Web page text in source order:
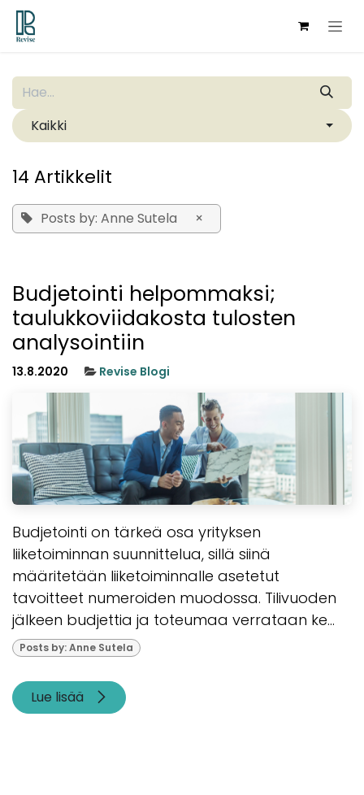
Siirry sisältöön
Kaikki
14 Artikkelit
Posts by: Anne Sutela ×
Budjetointi helpommaksi;
taulukkoviidakosta tulosten
analysointiin
13.8.2020 Revise Blogi
Budjetointi on tärkeä osa yrityksen
liiketoiminnan suunnittelua, sillä siinä
määritetään liiketoiminnalle asetetut
tavoitteet numeroiden muodossa. Tilivuoden
jälkeen budjettia ja toteumaa verrataan ke...
Posts by: Anne Sutela
Lue lisää